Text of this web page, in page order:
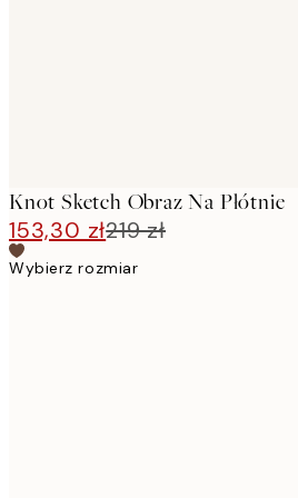
Knot Sketch Obraz Na Płótnie
153,30 zł219 zł
Wybierz rozmiar